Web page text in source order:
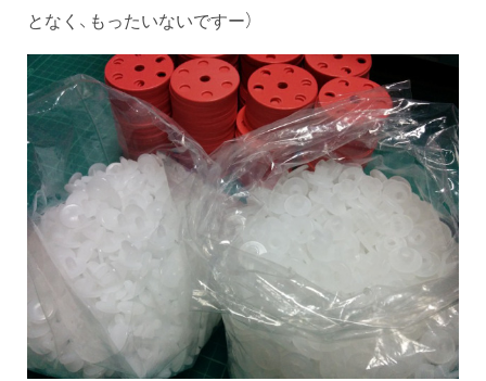
となく、もったいないですー）